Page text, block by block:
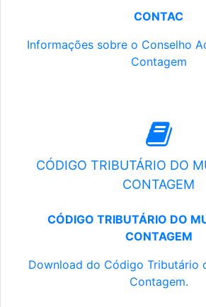
CONTAC
Informações sobre o Conselho
Contagem
CÓDIGO TRIBUTÁRIO DO
CONTAGEM
CÓDIGO TRIBUTÁRIO DO
CONTAGEM
Download do Código Tributário
Contagem.